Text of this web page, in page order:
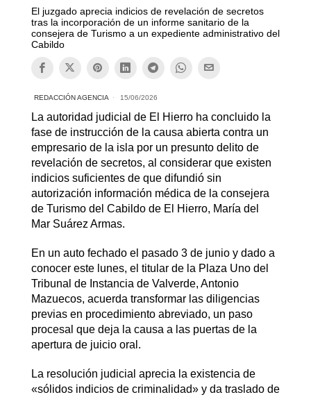
El juzgado aprecia indicios de revelación de secretos
tras la incorporación de un informe sanitario de la
consejera de Turismo a un expediente administrativo del
Cabildo
REDACCIÓN AGENCIA 15/06/2026
La autoridad judicial de El Hierro ha concluido la
fase de instrucción de la causa abierta contra un
empresario de la isla por un presunto delito de
revelación de secretos, al considerar que existen
indicios suficientes de que difundió sin
autorización información médica de la consejera
de Turismo del Cabildo de El Hierro, María del
Mar Suárez Armas.
En un auto fechado el pasado 3 de junio y dado a
conocer este lunes, el titular de la Plaza Uno del
Tribunal de Instancia de Valverde, Antonio
Mazuecos, acuerda transformar las diligencias
previas en procedimiento abreviado, un paso
procesal que deja la causa a las puertas de la
apertura de juicio oral.
La resolución judicial aprecia la existencia de
«sólidos indicios de criminalidad» y da traslado de